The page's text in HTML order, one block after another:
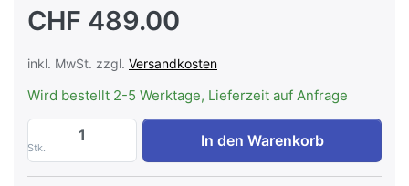
CHF 489.00
inkl. MwSt. zzgl. Versandkosten
Wird bestellt 2-5 Werktage, Lieferzeit auf Anfrage
Stk.
ASKO HB150T Wäschekorb ausziehbar,
In den Warenkorb